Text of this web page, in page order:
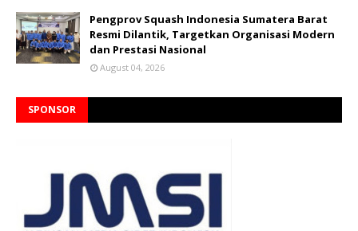
Pengprov Squash Indonesia Sumatera Barat
Resmi Dilantik, Targetkan Organisasi Modern
dan Prestasi Nasional
August 04, 2026
SPONSOR